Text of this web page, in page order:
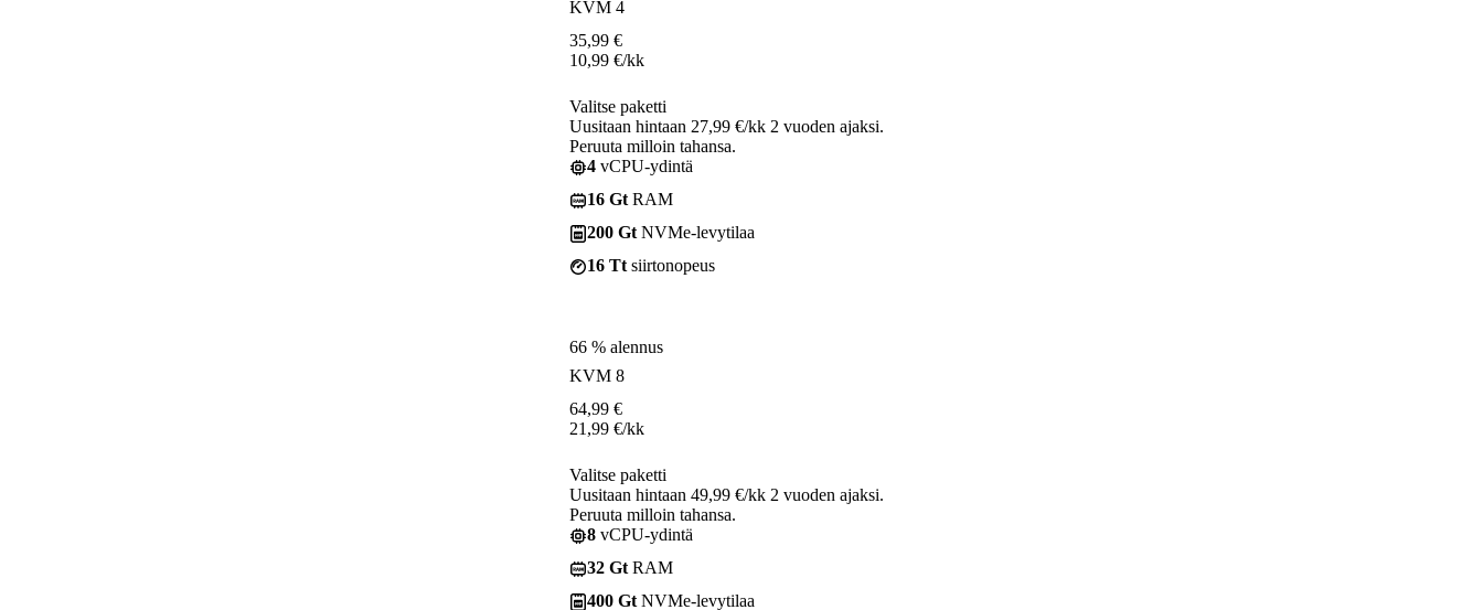
KVM 4
35,99 €
10,99 €/kk
Valitse paketti
Uusitaan hintaan 27,99 €/kk 2 vuoden ajaksi.
Peruuta milloin tahansa.
4 vCPU-ydintä
16 Gt RAM
200 Gt NVMe-levytilaa
16 Tt siirtonopeus
66 % alennus
KVM 8
64,99 €
21,99 €/kk
Valitse paketti
Uusitaan hintaan 49,99 €/kk 2 vuoden ajaksi.
Peruuta milloin tahansa.
8 vCPU-ydintä
32 Gt RAM
400 Gt NVMe-levytilaa